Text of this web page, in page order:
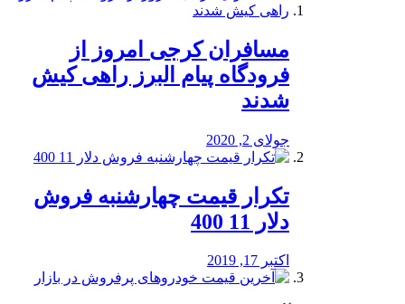
مسافران کرجی امروز از
فرودگاه پیام البرز راهی کیش
شدند
جولای 2, 2020
تکرار قیمت چهارشنبه فروش
دلار 11 400
اکتبر 17, 2019